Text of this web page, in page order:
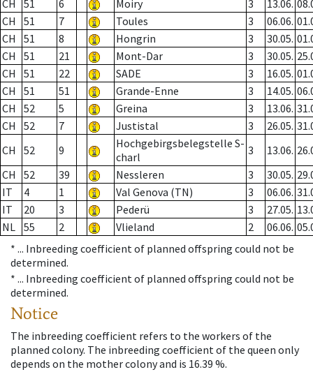
CH 51 6 Moiry 3 13.06.
CH
51 7 Toules 3 06.06.
CH
51 8 Hongrin 3 30.05.
CH
51 21 Mont-Dar 3 30.05.
CH
51 22 SADE 3 16.05.
CH
51 51 Grande-Enne 3 14.05.
CH
52 5 Greina 3 13.06.
CH
52 7 Justistal 3 26.05.
CH
52 9
Hochgebirgsbelegstelle S-
charl
3 13.06.
CH
52 39 Nessleren 3 30.05.
IT
4 1 Val Genova (TN) 3 06.06.
IT
20 3 Pederü 3 27.05.
NL 55 2 Vlieland 2 06.06.
* ... Inbreeding coefficient of planned offspring could not be
determined.
* ... Inbreeding coefficient of planned offspring could not be
determined.
Notice
The inbreeding coefficient refers to the workers of the
planned colony. The inbreeding coefficient of the queen only
depends on the mother colony and is 16.39 %.